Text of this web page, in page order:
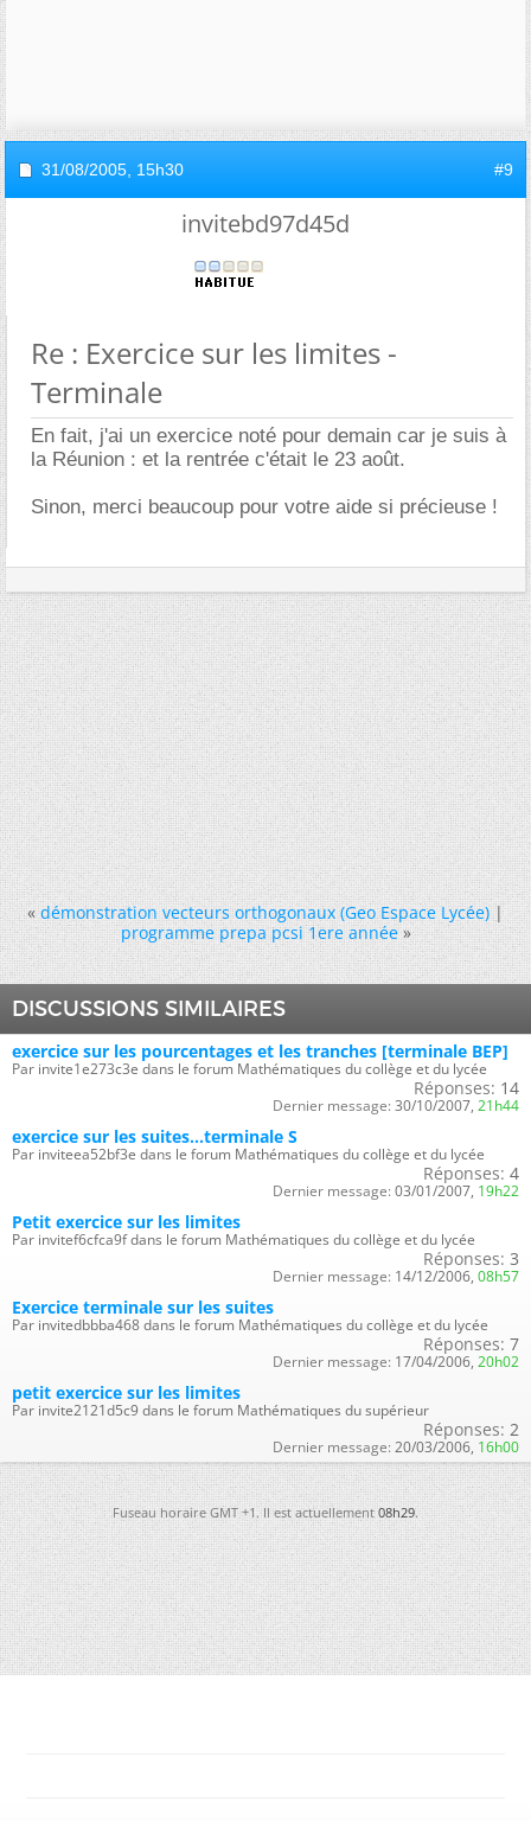
31/08/2005, 15h30 #9
invitebd97d45d
Re : Exercice sur les limites -
Terminale
En fait, j'ai un exercice noté pour demain car je suis à
la Réunion : et la rentrée c'était le 23 août.
Sinon, merci beaucoup pour votre aide si précieuse !
« démonstration vecteurs orthogonaux (Geo Espace Lycée)|
programme prepa pcsi 1ere année »
DISCUSSIONS SIMILAIRES
exercice sur les pourcentages et les tranches [terminale BEP]
Par invite1e273c3e dans le forum Mathématiques du collège et du lycée
Réponses: 14
Dernier message: 30/10/2007, 21h44
exercice sur les suites...terminale S
Par inviteea52bf3e dans le forum Mathématiques du collège et du lycée
Réponses: 4
Dernier message: 03/01/2007, 19h22
Petit exercice sur les limites
Par invitef6cfca9f dans le forum Mathématiques du collège et du lycée
Réponses: 3
Dernier message: 14/12/2006, 08h57
Exercice terminale sur les suites
Par invitedbbba468 dans le forum Mathématiques du collège et du lycée
Réponses: 7
Dernier message: 17/04/2006, 20h02
petit exercice sur les limites
Par invite2121d5c9 dans le forum Mathématiques du supérieur
Réponses: 2
Dernier message: 20/03/2006, 16h00
Fuseau horaire GMT +1. Il est actuellement08h29.